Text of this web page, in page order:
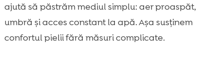
ajută să păstrăm mediul simplu: aer proaspăt,
umbră și acces constant la apă. Așa susținem
confortul pielii fără măsuri complicate.